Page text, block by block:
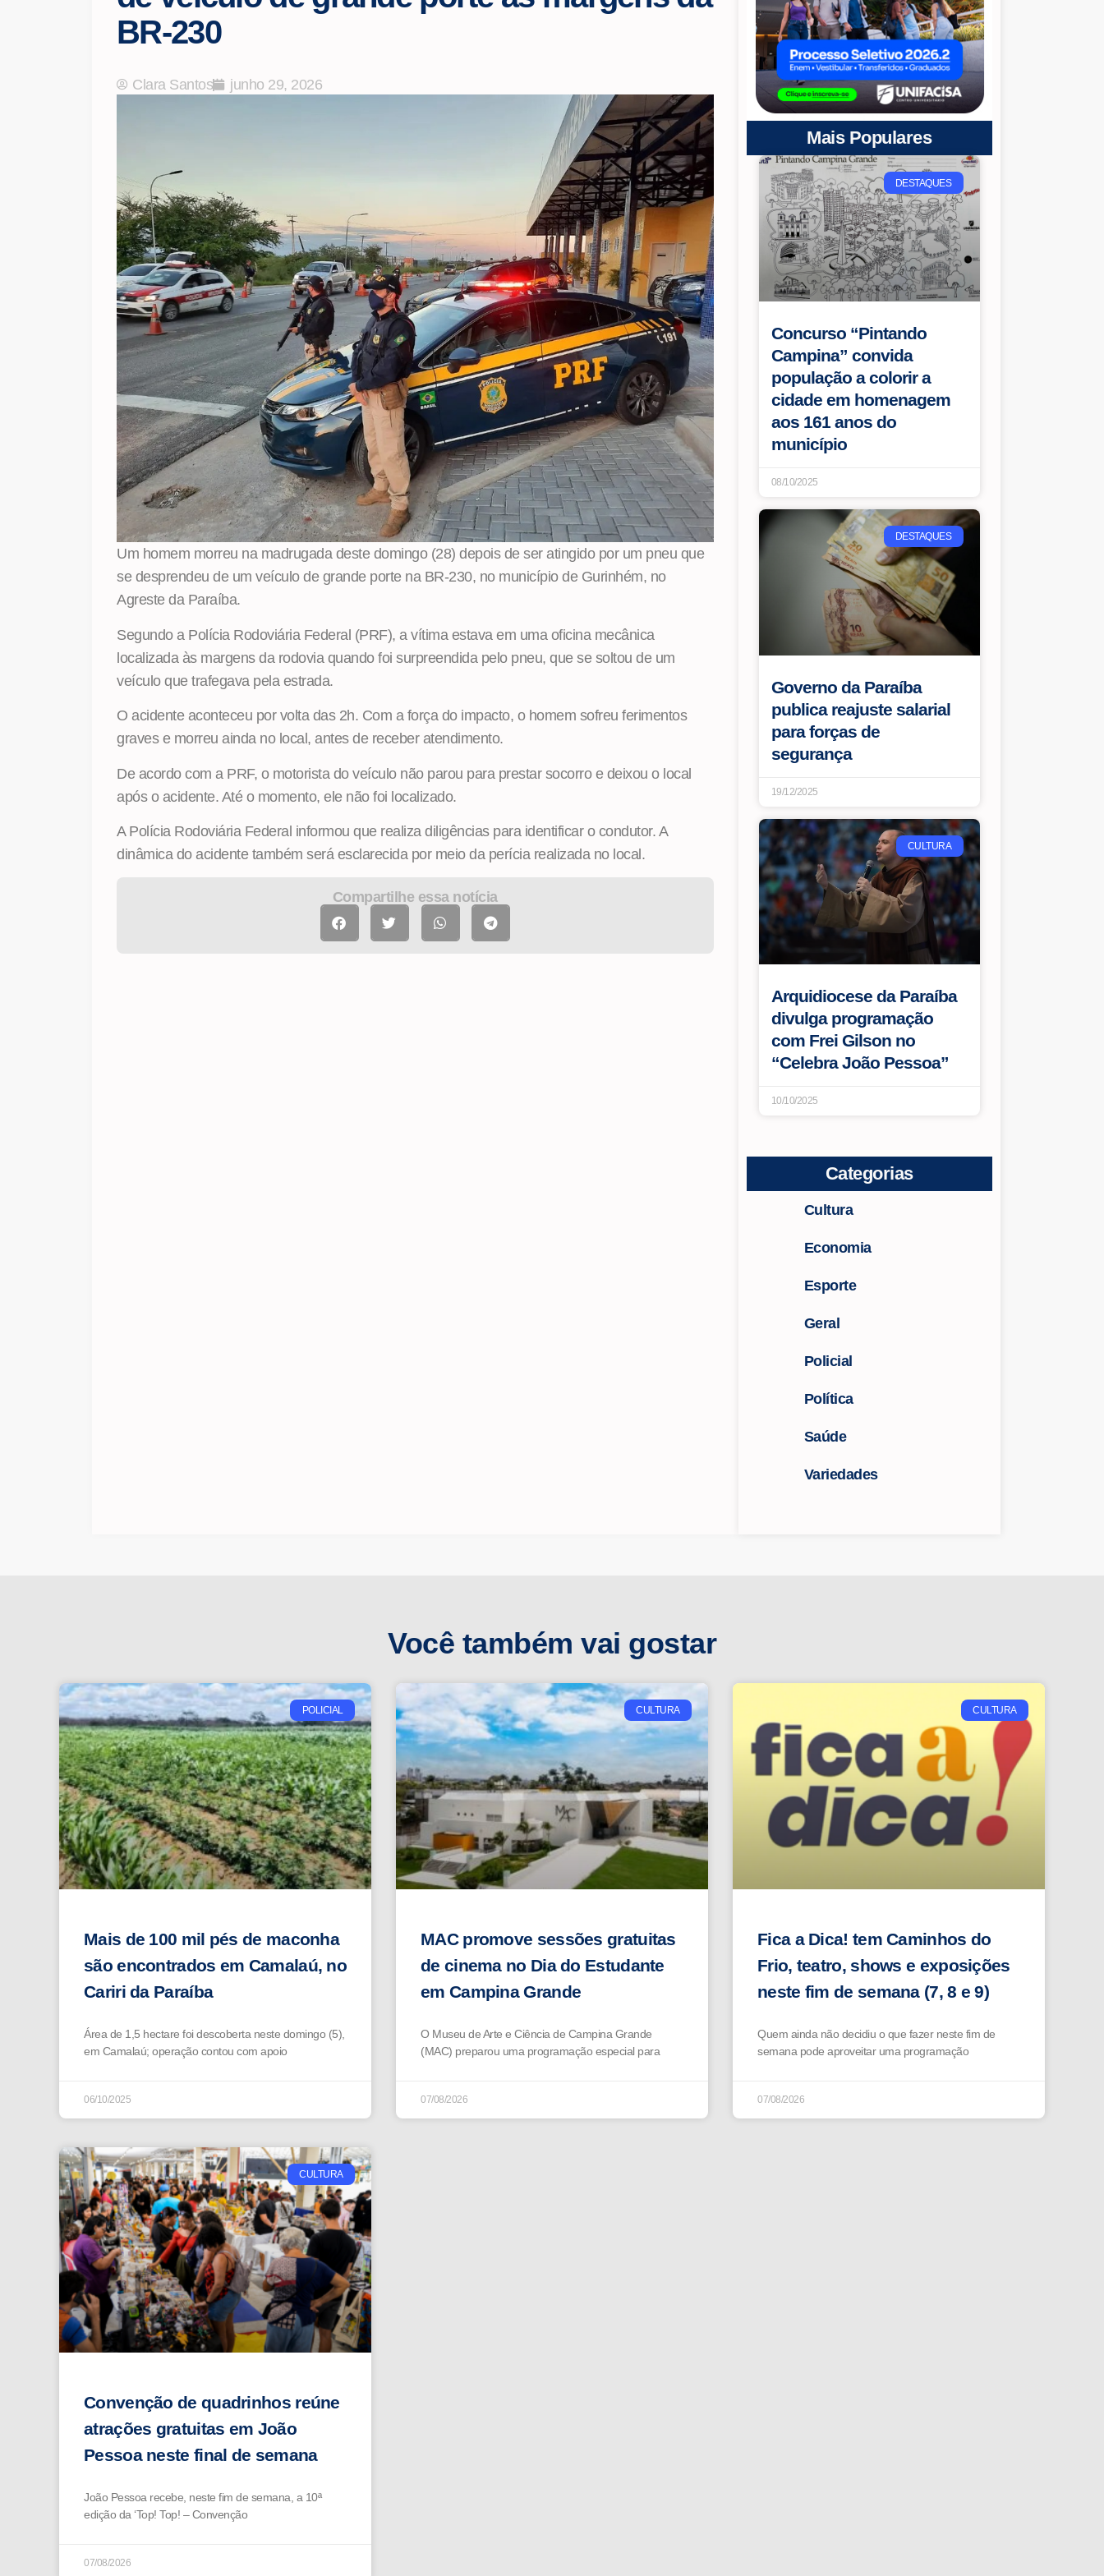
BR-230
Clara Santos junho 29, 2026
Um homem morreu na madrugada deste domingo (28) depois de ser atingido por um pneu que
se desprendeu de um veículo de grande porte na BR-230, no município de Gurinhém, no
Agreste da Paraíba.
Segundo a Polícia Rodoviária Federal (PRF), a vítima estava em uma oficina mecânica
localizada às margens da rodovia quando foi surpreendida pelo pneu, que se soltou de um
veículo que trafegava pela estrada.
O acidente aconteceu por volta das 2h. Com a força do impacto, o homem sofreu ferimentos
graves e morreu ainda no local, antes de receber atendimento.
De acordo com a PRF, o motorista do veículo não parou para prestar socorro e deixou o local
após o acidente. Até o momento, ele não foi localizado.
A Polícia Rodoviária Federal informou que realiza diligências para identificar o condutor. A
dinâmica do acidente também será esclarecida por meio da perícia realizada no local.
Compartilhe essa notícia
Mais Populares
DESTAQUES
Concurso “Pintando
Campina” convida
população a colorir a
cidade em homenagem
aos 161 anos do
município
08/10/2025
DESTAQUES
Governo da Paraíba
publica reajuste salarial
para forças de
segurança
19/12/2025
CULTURA
Arquidiocese da Paraíba
divulga programação
com Frei Gilson no
“Celebra João Pessoa”
10/10/2025
Categorias
Cultura
Economia
Esporte
Geral
Policial
Política
Saúde
Variedades
Você também vai gostar
POLICIAL
Mais de 100 mil pés de maconha
são encontrados em Camalaú, no
Cariri da Paraíba
Área de 1,5 hectare foi descoberta neste domingo (5),
em Camalaú; operação contou com apoio
06/10/2025
CULTURA
MAC promove sessões gratuitas
de cinema no Dia do Estudante
em Campina Grande
O Museu de Arte e Ciência de Campina Grande
(MAC) preparou uma programação especial para
07/08/2026
CULTURA
Fica a Dica! tem Caminhos do
Frio, teatro, shows e exposições
neste fim de semana (7, 8 e 9)
Quem ainda não decidiu o que fazer neste fim de
semana pode aproveitar uma programação
07/08/2026
CULTURA
Convenção de quadrinhos reúne
atrações gratuitas em João
Pessoa neste final de semana
João Pessoa recebe, neste fim de semana, a 10ª
edição da ‘Top! Top! – Convenção
07/08/2026